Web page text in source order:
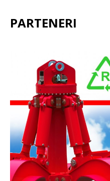
PARTENERI